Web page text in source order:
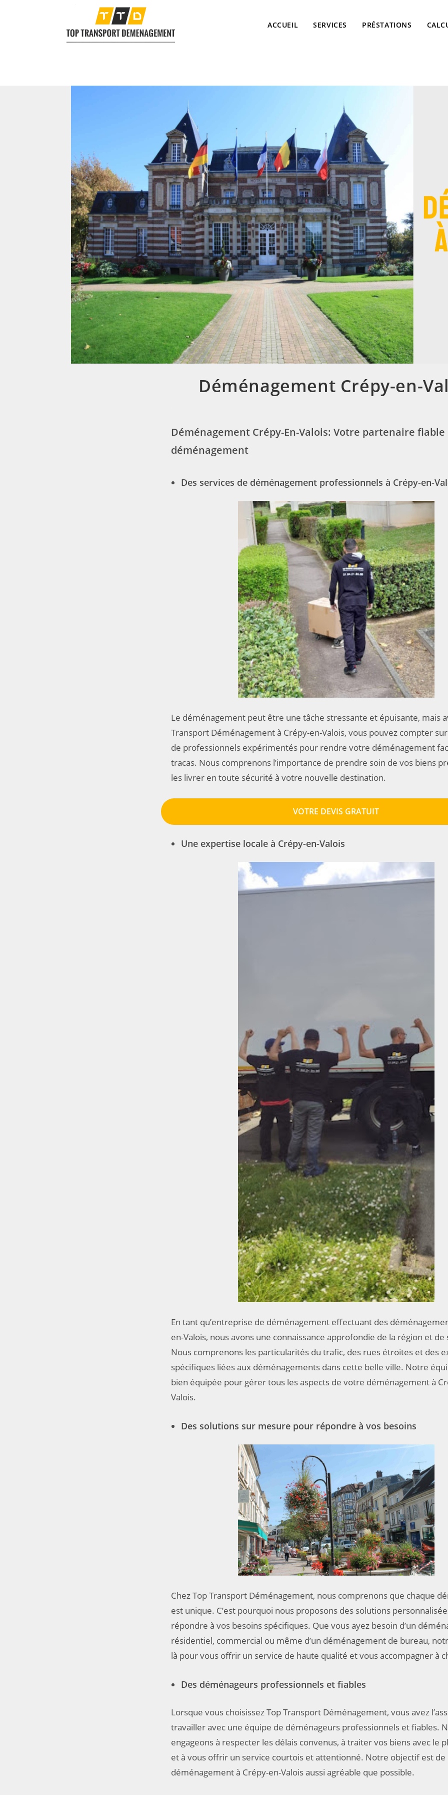
ACCUEIL SERVICES PRÉSTATIONS
Déménagement Crépy-en-
Déménagement Crépy-En-Valois: Votre partenaire
déménagement
Des services de déménagement professionnels à Crépy-en-
Le déménagement peut être une tâche stressante et épuisante, mais
Transport Déménagement à Crépy-en-Valois, vous pouvez compter
de professionnels expérimentés pour rendre votre déménagement
tracas. Nous comprenons l’importance de prendre soin de vos biens
les livrer en toute sécurité à votre nouvelle destination.
VOTRE DEVIS GRATUIT
Une expertise locale à Crépy-en-Valois
En tant qu’entreprise de déménagement effectuant des
en-Valois, nous avons une connaissance approfondie de la région et de
Nous comprenons les particularités du trafic, des rues étroites et des
spécifiques liées aux déménagements dans cette belle ville. Notre
bien équipée pour gérer tous les aspects de votre déménagement à
Valois.
Des solutions sur mesure pour répondre à vos besoins
Chez Top Transport Déménagement, nous comprenons que chaque
est unique. C’est pourquoi nous proposons des solutions
répondre à vos besoins spécifiques. Que vous ayez besoin d’un
résidentiel, commercial ou même d’un déménagement de bureau,
là pour vous offrir un service de haute qualité et vous accompagner à
Des déménageurs professionnels et fiables
Lorsque vous choisissez Top Transport Déménagement, vous avez
travailler avec une équipe de déménageurs professionnels et fiables.
engageons à respecter les délais convenus, à traiter vos biens avec le
et à vous offrir un service courtois et attentionné. Notre objectif est
déménagement à Crépy-en-Valois aussi agréable que possible.